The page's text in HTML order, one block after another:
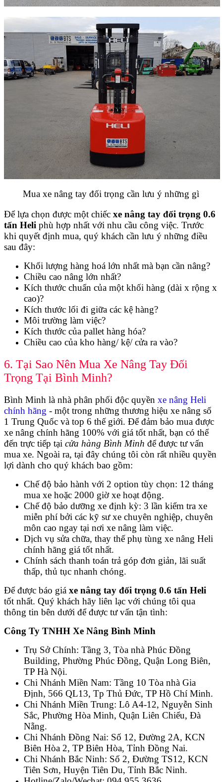
Mua xe nâng tay đối trọng cần lưu ý những gì
Để lựa chọn được một chiếc xe nâng tay đối trọng 0.6
tấn Heli phù hợp nhất với nhu cầu công việc. Trước
khi quyết định mua, quý khách cần lưu ý những điều
sau đây:
Khối lượng hàng hoá lớn nhất mà bạn cần nâng?
Chiều cao nâng lớn nhất?
Kích thước chuẩn của một khối hàng (dài x rộng x
cao)?
Kích thước lối đi giữa các kệ hàng?
Môi trường làm việc?
Kích thước của pallet hàng hóa?
Chiều cao của kho hàng/ kệ/ cửa ra vào?
6. Tại Sao Nên Mua Xe Nâng Tay Đối
Trọng Tại Bình Minh?
Bình Minh là nhà phân phối độc quyền xe nâng Heli
chính hãng - một trong những thương hiệu xe nâng số
1 Trung Quốc và top 6 thế giới. Để đảm bảo mua được
xe nâng chính hãng 100% với giá tốt nhất, bạn có thể
đến trực tiếp tại cửa hàng Bình Minh để được tư vấn
mua xe. Ngoài ra, tại đây chúng tôi còn rất nhiều quyền
lợi dành cho quý khách bao gồm:
Chế độ bảo hành với 2 option tùy chọn: 12 tháng
mua xe hoặc 2000 giờ xe hoạt động.
Chế độ bảo dưỡng xe định kỳ: 3 lần kiểm tra xe
miễn phí bởi các kỹ sư xe chuyên nghiệp, chuyên
môn cao ngay tại nơi xe nâng làm việc.
Dịch vụ sửa chữa, thay thế phụ tùng xe nâng Heli
chính hãng giá tốt nhất.
Chính sách thanh toán trả góp đơn giản, lãi suất
thấp, thủ tục nhanh chóng.
Để được báo giá xe nâng tay đối trọng 0.6 tấn Heli
tốt nhất. Quý khách hãy liên lạc với chúng tôi qua
thông tin bên dưới để được tư vấn tận tình:
Công Ty TNHH Xe Nâng Bình Minh
Trụ Sở Chính: Tầng 3, Tòa nhà Phúc Đồng
Building, Phường Phúc Đồng, Quận Long Biên,
TP Hà Nội.
Chi Nhánh Miền Nam: Tầng 10 Tòa nhà Gia
Định, 566 QL13, Tp Thủ Đức, TP Hồ Chí Minh.
Chi Nhánh Miền Trung: Lô A4-12, Nguyễn Sinh
Sắc, Phường Hòa Minh, Quận Liên Chiểu, Đà
Nẵng.
Chi Nhánh Đồng Nai: Số 12, Đường 2A, KCN
Biên Hòa 2, TP Biên Hòa, Tỉnh Đồng Nai.
Chi Nhánh Bắc Ninh: Số 2, Đường TS12, KCN
Tiên Sơn, Huyện Tiên Du, Tỉnh Bắc Ninh.